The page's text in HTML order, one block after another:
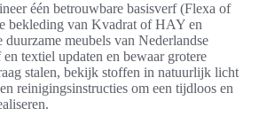
één betrouwbare basisverf (Flexa of
bekleding van Kvadrat of HAY en
meubels van Nederlandse
textiel updaten en bewaar grotere
stalen, bekijk stoffen in natuurlijk licht
reinigingsinstructies om een tijdloos en